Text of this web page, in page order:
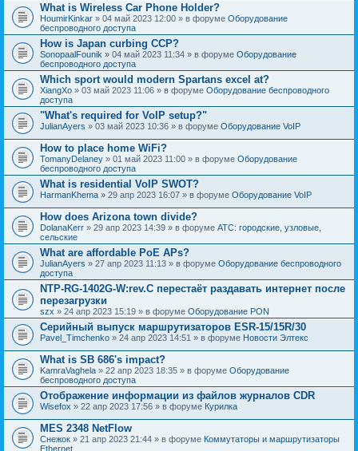
What is Wireless Car Phone Holder?
HoumirKinkar » 04 май 2023 12:00 » в форуме Оборудование
беспроводного доступа
How is Japan curbing CCP?
SonopaalFounik » 04 май 2023 11:34 » в форуме Оборудование
беспроводного доступа
Which sport would modern Spartans excel at?
XiangXo » 03 май 2023 11:06 » в форуме Оборудование беспроводного
доступа
"What's required for VoIP setup?"
JulianAyers » 03 май 2023 10:36 » в форуме Оборудование VoIP
How to place home WiFi?
TomanyDelaney » 01 май 2023 11:00 » в форуме Оборудование
беспроводного доступа
What is residential VoIP SWOT?
HarmanKhema » 29 апр 2023 16:07 » в форуме Оборудование VoIP
How does Arizona town divide?
DolanaKerr » 29 апр 2023 14:39 » в форуме АТС: городские, узловые,
сельские
What are affordable PoE APs?
JulianAyers » 27 апр 2023 11:13 » в форуме Оборудование беспроводного
доступа
NTP-RG-1402G-W:rev.C перестаёт раздавать интернет после
перезагрузки
szx » 24 апр 2023 15:19 » в форуме Оборудование PON
Серийный выпуск маршрутизаторов ESR-15/15R/30
Pavel_Timchenko » 24 апр 2023 14:51 » в форуме Новости Элтекс
What is SB 686's impact?
KamraVaghela » 22 апр 2023 18:35 » в форуме Оборудование
беспроводного доступа
Отображение информации из файлов журналов CDR
Wisefox » 22 апр 2023 17:56 » в форуме Курилка
MES 2348 NetFlow
Снежок » 21 апр 2023 21:44 » в форуме Коммутаторы и маршрутизаторы
Ethernet